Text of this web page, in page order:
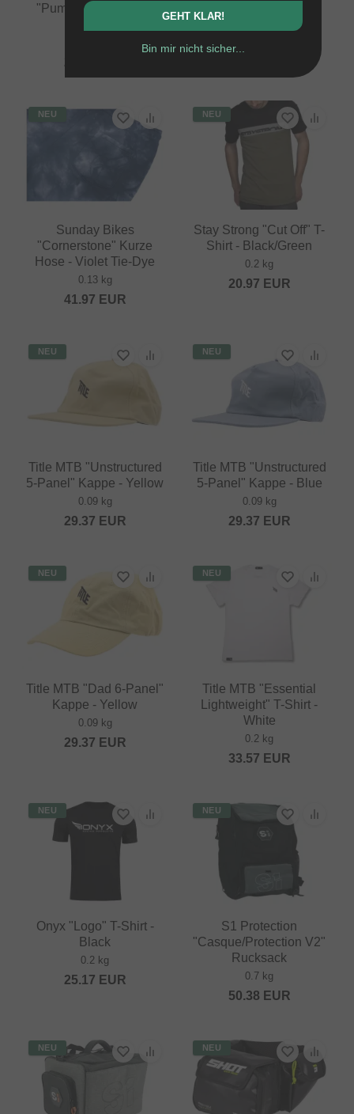
"Pumptrack" T-Shirt -
NEU
Sunday Bikes
"Cornerstone" Kurze
Hose - Violet Tie-Dye
0.13 kg
41.97 EUR
NEU
Stay Strong "Cut Off" T-
Shirt - Black/Green
0.2 kg
20.97 EUR
NEU
Title MTB "Unstructured
5-Panel" Kappe - Yellow
0.09 kg
29.37 EUR
NEU
Title MTB "Unstructured
5-Panel" Kappe - Blue
0.09 kg
29.37 EUR
NEU
Title MTB "Dad 6-Panel"
Kappe - Yellow
0.09 kg
29.37 EUR
NEU
Title MTB "Essential
Lightweight" T-Shirt -
White
0.2 kg
33.57 EUR
NEU
Onyx "Logo" T-Shirt -
Black
0.2 kg
25.17 EUR
NEU
S1 Protection
"Casque/Protection V2"
Rucksack
0.7 kg
50.38 EUR
NEU NEU
GEHT KLAR!
Bin mir nicht sicher...